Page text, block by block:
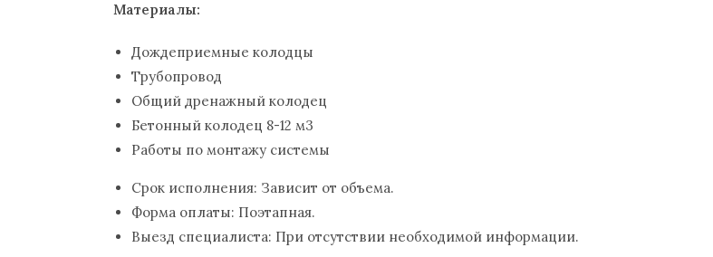
Материалы:
Дождеприемные колодцы
Трубопровод
Общий дренажный колодец
Бетонный колодец 8-12 м3
Работы по монтажу системы
Срок исполнения: Зависит от объема.
Форма оплаты: Поэтапная.
Выезд специалиста: При отсутствии необходимой информации.